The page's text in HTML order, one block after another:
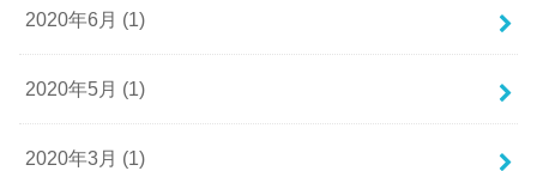
2020年6月 (1)
2020年5月 (1)
2020年3月 (1)